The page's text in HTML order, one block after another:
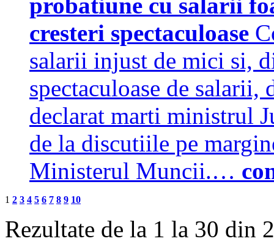
cresteri spectaculoase
salarii injust de mici si,
spectaculoase de salarii,
declarat marti ministrul
de la discutiile pe
Ministerul Muncii.…
1 2 3 4 5 6 7 8 9 10
Rezultate de la 1 la 30 din